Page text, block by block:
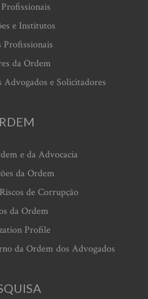
e Institutos
Profissionais
da Ordem
Advogados e Solicitadores
e da Advocacia
da Ordem
de Corrupção
da Ordem
Profile
da Ordem dos Advogados